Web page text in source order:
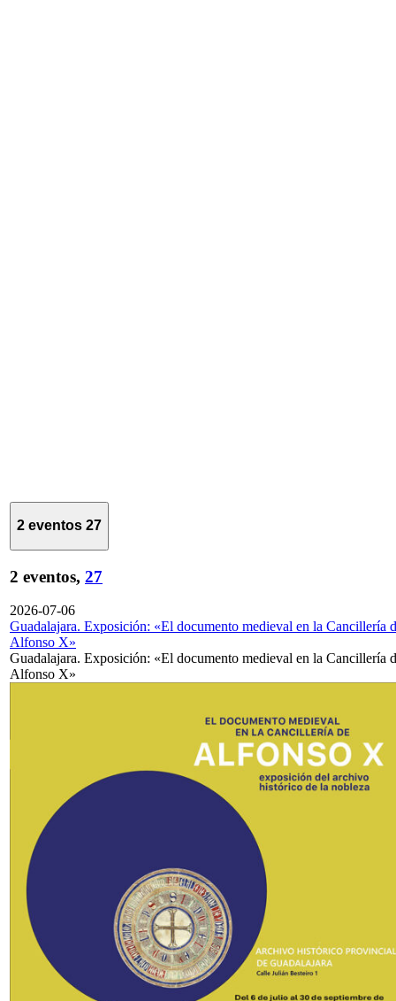
2 eventos 27
2 eventos, 27
2026-07-06
Guadalajara. Exposición: «El documento medieval en la Cancillería
Alfonso X»
Guadalajara. Exposición: «El documento medieval en la Cancillería
Alfonso X»